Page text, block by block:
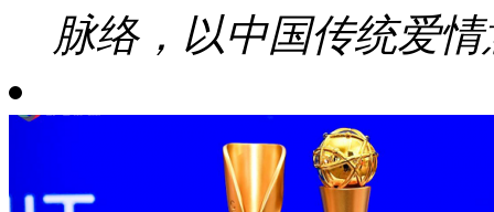
脉络，以中国传统爱情